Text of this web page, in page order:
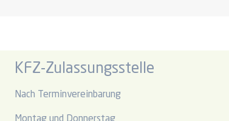
KFZ-Zulassungsstelle
Nach Terminvereinbarung